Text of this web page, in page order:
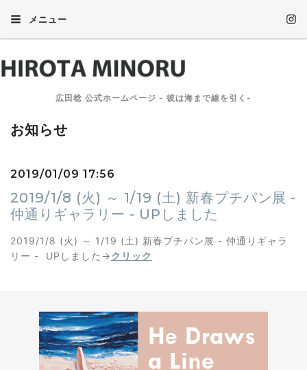
メニュー
広田稔 公式ホームページ - 彼は海まで線を引く-
お知らせ
2019/01/09 17:56
2019/1/8 (火) ～ 1/19 (土) 新春プチパン展 -
仲通りギャラリー - UPしました
2019/1/8 (火) ～ 1/19 (土) 新春プチパン展 - 仲通りギャラ
リー - UPしました→クリック